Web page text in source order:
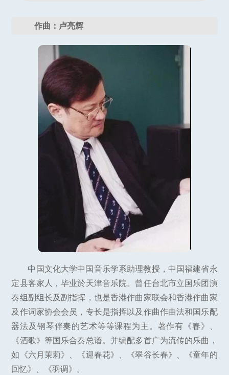
作曲：卢亮辉
中国文化大学中国音乐学系助理教授，中国福建省永
定县客家人，毕业於天津音乐院。曾任台北市立国乐团演
奏组副组长及副指挥，也是香港作曲家联会和香港作曲家
及作词家协会会员，专长是指挥以及作曲作曲法和国乐配
器法及钢琴伴奏的艺术等等课程为主。著作有《春》、
《酒歌》等国乐合奏总谱。并编配多首广为流传的乐曲，
如《六月茉莉》、《迎春花》、《翠谷长春》、《童年的
回忆》、《羽调》。